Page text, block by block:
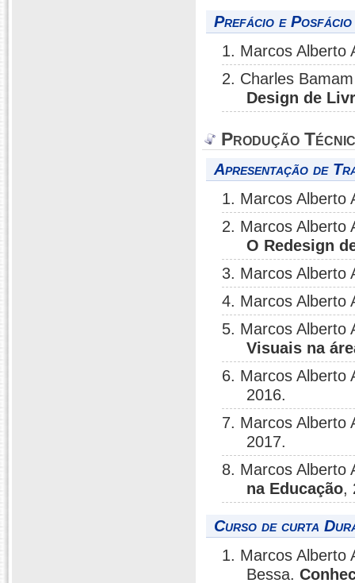
Prefácio e
1. Marcos Alberto
2. Charles
Design de
Produção
Apresentação de
1. Marcos Alberto
2. Marcos Alberto
O Redesign
3. Marcos Alberto
4. Marcos Alberto
5. Marcos Alberto
Visuais na
6. Marcos Alberto
2016.
7. Marcos Alberto
2017.
8. Marcos Alberto
na Educação,
Curso de curta
1. Marcos Alberto
Bessa.